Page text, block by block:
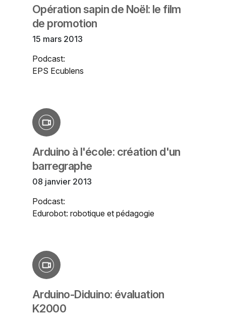
Opération sapin de Noël: le film
de promotion
15 mars 2013
Podcast:
EPS Ecublens
Arduino à l'école: création d'un
barregraphe
08 janvier 2013
Podcast:
Edurobot: robotique et pédagogie
Arduino-Diduino: évaluation
K2000